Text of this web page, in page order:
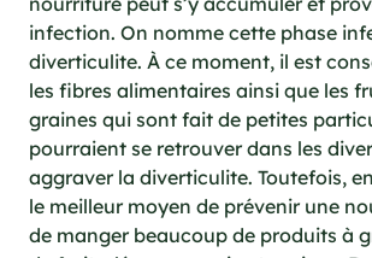
infection. On nomme cette phase
diverticulite. À ce moment, il est
les fibres alimentaires ainsi que les
graines qui sont fait de petites
pourraient se retrouver dans les
aggraver la diverticulite. Toutefois,
le meilleur moyen de prévenir une
de manger beaucoup de produits à